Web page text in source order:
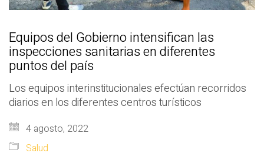
Equipos del Gobierno intensifican las
inspecciones sanitarias en diferentes
puntos del país
Los equipos interinstitucionales efectúan recorridos
diarios en los diferentes centros turísticos
4 agosto, 2022
Salud